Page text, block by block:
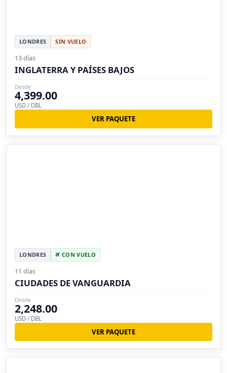
LONDRES SIN VUELO
13 días
INGLATERRA Y PAÍSES BAJOS
Desde
4,399.00
USD / DBL
VER PAQUETE
LONDRES CON VUELO
11 días
CIUDADES DE VANGUARDIA
Desde
2,248.00
USD / DBL
VER PAQUETE